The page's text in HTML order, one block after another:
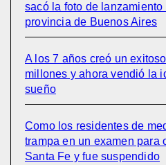
sacó la foto de lanzamiento
provincia de Buenos Aires
A los 7 años creó un
millones y ahora vendió la
sueño
Como los residentes de
trampa en un examen para
Santa Fe y fue suspendido